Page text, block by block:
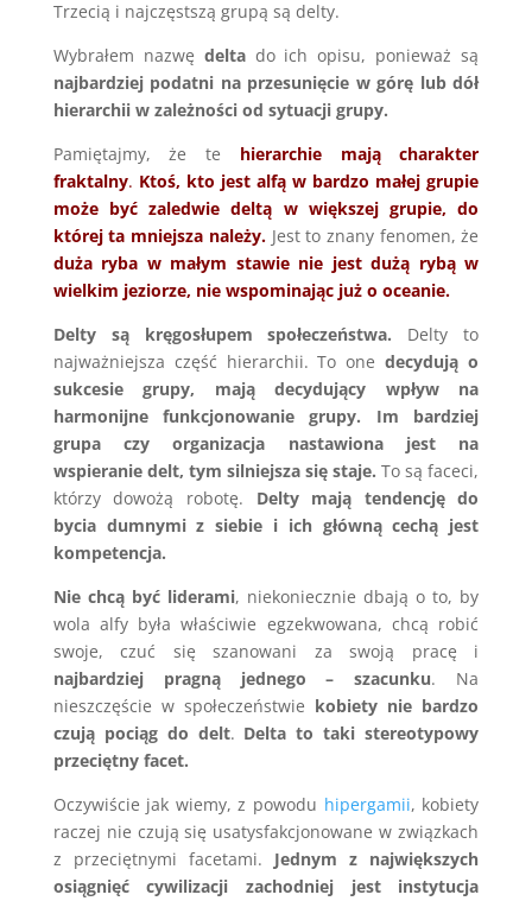
Trzecią i najczęstszą grupą są delty.
Wybrałem nazwę deltado ich opisu, ponieważ są
najbardziej podatni na przesunięcie w górę lub dół
hierarchii w zależności od sytuacji grupy.
Pamiętajmy, że te hierarchie mają charakter
fraktalny. Ktoś, kto jest alfą w bardzo małej grupie
może być zaledwie deltą w większej grupie, do
której ta mniejsza należy. Jest to znany fenomen, że
duża ryba w małym stawie nie jest dużą rybą w
wielkim jeziorze, nie wspominając już o oceanie.
Delty są kręgosłupem społeczeństwa. Delty to
najważniejsza część hierarchii. To onedecydują o
sukcesie grupy, mają decydujący wpływ na
harmonijne funkcjonowanie grupy. Im bardziej
grupa czy organizacja nastawiona jest na
wspieranie delt, tym silniejsza się staje.To są faceci,
którzy dowożą robotę. Delty mają tendencję do
bycia dumnymi z siebie i ich główną cechą jest
kompetencja.
Nie chcą być liderami, niekoniecznie dbają o to, by
wola alfy była właściwie egzekwowana, chcą robić
swoje, czuć się szanowani za swoją pracę i
najbardziej pragną jednego – szacunku. Na
nieszczęście w społeczeństwie kobiety nie bardzo
czują pociąg do delt. Delta to taki stereotypowy
przeciętny facet.
Oczywiście jak wiemy, z powodu hipergamii, kobiety
raczej nie czują się usatysfakcjonowane w związkach
z przeciętnymi facetami. Jednym z największych
osiągnięć cywilizacji zachodniej jest instytucja